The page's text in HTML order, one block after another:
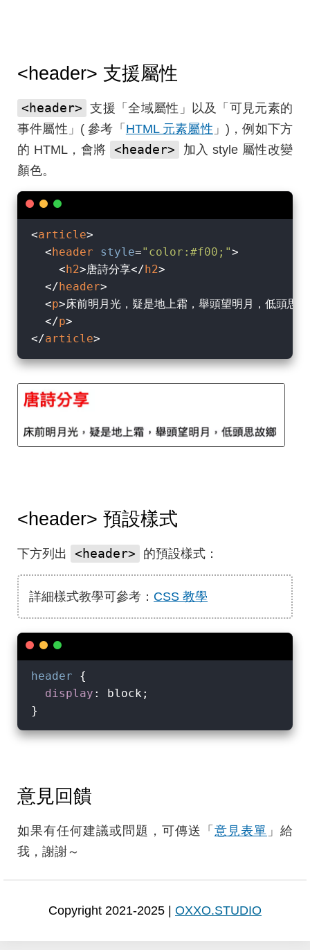
<header> 支援屬性
<header> 支援「全域屬性」以及「可見元素的
事件屬性」( 參考「 HTML 元素屬性 」)，例如下方
的 HTML，會將
<header>
加入 style 屬性改變
顏色。
<article>
< header style="color:#f00;">
< h2>唐詩分享</ h2>
</ header>
<p>床前明月光，疑是地上霜，舉頭望明月，低頭思
</p>
</article>
<header> 預設樣式
下方列出 <header> 的預設樣式：
詳細樣式教學可參考： CSS 教學
header {
display : block;
意見回饋
如果有任何建議或問題，可傳送「 意見表單 」給
我，謝謝～
Copyright 2021-2025 | OXXO.STUDIO